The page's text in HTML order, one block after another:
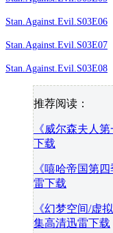
Stan.Against.Evil.S03E06
Stan.Against.Evil.S03E07
Stan.Against.Evil.S03E08
推荐阅读：
《威尔森夫人
下载
《嘻哈帝国第
雷下载
《幻梦空间/虚
集高清迅雷下载